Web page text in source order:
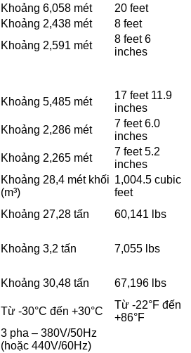
Khoảng 6,058 mét
20 feet
Khoảng 2,438 mét
8 feet
Khoảng 2,591 mét
8 feet 6
inches
Khoảng 5,485 mét
17 feet 11.9
inches
Khoảng 2,286 mét
7 feet 6.0
inches
Khoảng 2,265 mét
7 feet 5.2
inches
Khoảng 28,4 mét khối
(m³)
1,004.5 cubic
feet
Khoảng 27,28 tấn
60,141 lbs
Khoảng 3,2 tấn 7,055 lbs
Khoảng 30,48 tấn
67,196 lbs
Từ -30°C đến +30°C
Từ -22°F đến
+86°F
3 pha – 380V/50Hz
(hoặc 440V/60Hz)